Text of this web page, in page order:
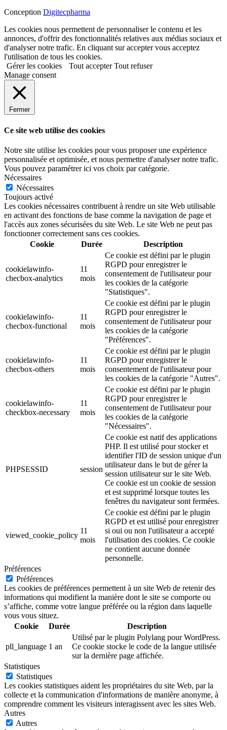
Conception Digitecpharma
Les cookies nous permettent de personnaliser le contenu et les
annonces, d'offrir des fonctionnalités relatives aux médias sociaux et
d'analyser notre trafic. En cliquant sur accepter vous acceptez
l'utilisation de tous les cookies.
Gérer les cookies
Tout accepterTout refuser
Manage consent
Fermer
Ce site web utilise des cookies
Notre site utilise les cookies pour vous proposer une expérience
personnalisée et optimisée, et nous permettre d'analyser notre trafic.
Vous pouvez paramétrer ici vos choix par catégorie.
Nécessaires
Nécessaires
Toujours activé
Les cookies nécessaires contribuent à rendre un site Web utilisable
en activant des fonctions de base comme la navigation de page et
l'accès aux zones sécurisées du site Web. Le site Web ne peut pas
fonctionner correctement sans ces cookies.
Cookie
Durée Description
cookielawinfo-
checbox-analytics
11
mois
Ce cookie est défini par le plugin
RGPD pour enregistrer le
consentement de l'utilisateur pour
les cookies de la catégorie
"Statistiques".
cookielawinfo-
checbox-functional
11
mois
Ce cookie est défini par le plugin
RGPD pour enregistrer le
consentement de l'utilisateur pour
les cookies de la catégorie
"Préférences".
cookielawinfo-
checbox-others
11
mois
Ce cookie est défini par le plugin
RGPD pour enregistrer le
consentement de l'utilisateur pour
les cookies de la catégorie "Autres".
cookielawinfo-
checkbox-necessary
11
mois
Ce cookie est défini par le plugin
RGPD pour enregistrer le
consentement de l'utilisateur pour
les cookies de la catégorie
"Nécessaires".
PHPSESSID session
Ce cookie est natif des applications
PHP. Il est utilisé pour stocker et
identifier l'ID de session unique d'un
utilisateur dans le but de gérer la
session utilisateur sur le site Web.
Ce cookie est un cookie de session
et est supprimé lorsque toutes les
fenêtres du navigateur sont fermées.
viewed_cookie_policy
11
mois
Ce cookie est défini par le plugin
RGPD et est utilisé pour enregistrer
si oui ou non l'utilisateur a accepté
l'utilisation des cookies. Ce cookie
ne contient aucune donnée
personnelle.
Préférences
Préférences
Les cookies de préférences permettent à un site Web de retenir des
informations qui modifient la manière dont le site se comporte ou
s’affiche, comme votre langue préférée ou la région dans laquelle
vous vous situez.
Cookie
Durée Description
pll_language 1 an
Utilisé par le plugin Polylang pour WordPress.
Ce cookie stocke le code de la langue utilisée
sur la dernière page affichée.
Statistiques
Statistiques
Les cookies statistiques aident les propriétaires du site Web, par la
collecte et la communication d'informations de manière anonyme, à
comprendre comment les visiteurs interagissent avec les sites Web.
Autres
Autres